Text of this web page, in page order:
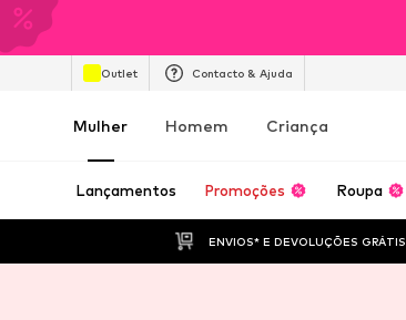
Outlet Contacto & Ajuda
Mulher Homem Criança
Lançamentos Promoções Roupa
ENVIOS* E DEVOLUÇÕES GRÁTIS